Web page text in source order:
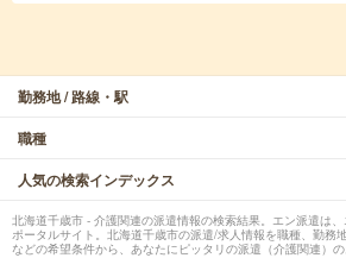
勤務地 / 路線・駅
職種
人気の検索インデックス
北海道千歳市 - 介護関連の派遣情報の検索結果。エン派遣は
ポータルサイト。北海道千歳市の派遣/求人情報を職種、勤務
などの希望条件から、あなたにピッタリの派遣（介護関連）の